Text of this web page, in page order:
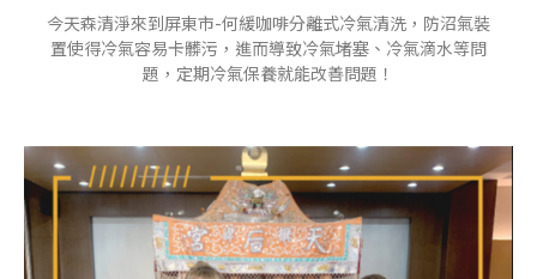
今天森清淨來到屏東市-何緩咖啡分離式冷氣清洗，防沼氣裝
置使得冷氣容易卡髒污，進而導致冷氣堵塞、冷氣滴水等問
題，定期冷氣保養就能改善問題！